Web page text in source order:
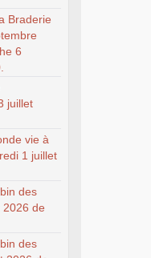
Braderie
6
juillet
vie à
1 juillet
des
2026 de
des